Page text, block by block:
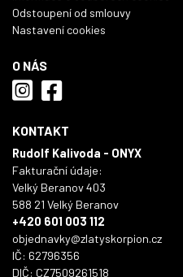
Odstoupení od smlouvy
Nastavení cookies
O NÁS
KONTAKT
Rudolf Kalivoda - ONYX
Fakturační údaje:
Velký Beranov 403
588 21 Velký Beranov
+420 601 003 112
objednavky@zlatyskorpion.cz
IČ: 62796356
DIČ: CZ7509261518